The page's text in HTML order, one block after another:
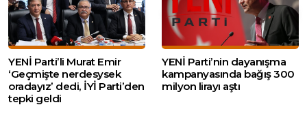
YENİ Parti’li Murat Emir
‘Geçmişte nerdesysek
oradayız’ dedi, İYİ Parti’den
tepki geldi
YENİ Parti’nin dayanışma
kampanyasında bağış 300
milyon lirayı aştı